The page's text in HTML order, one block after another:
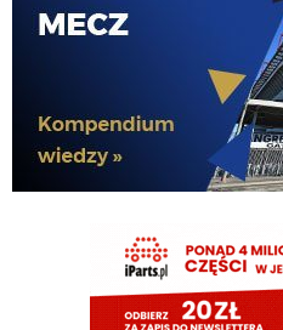
HB 09.08.2026 22:13
Do Endra jak ktoś mówi uwierz w
kogoś innego xd
VVujek 09.08.2026 22:02
Jedyny człowiek który nie ma
09.08.2026 22:02
Endru wyzywający ludzi od kretynów